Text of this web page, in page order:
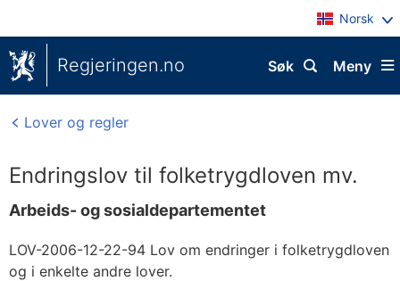
Norsk
Regjeringen.no Meny
Søk
Lover og regler
Endringslov til folketrygdloven mv.
Arbeids- og sosialdepartementet
LOV-2006-12-22-94 Lov om endringer i folketrygdloven
og i enkelte andre lover.